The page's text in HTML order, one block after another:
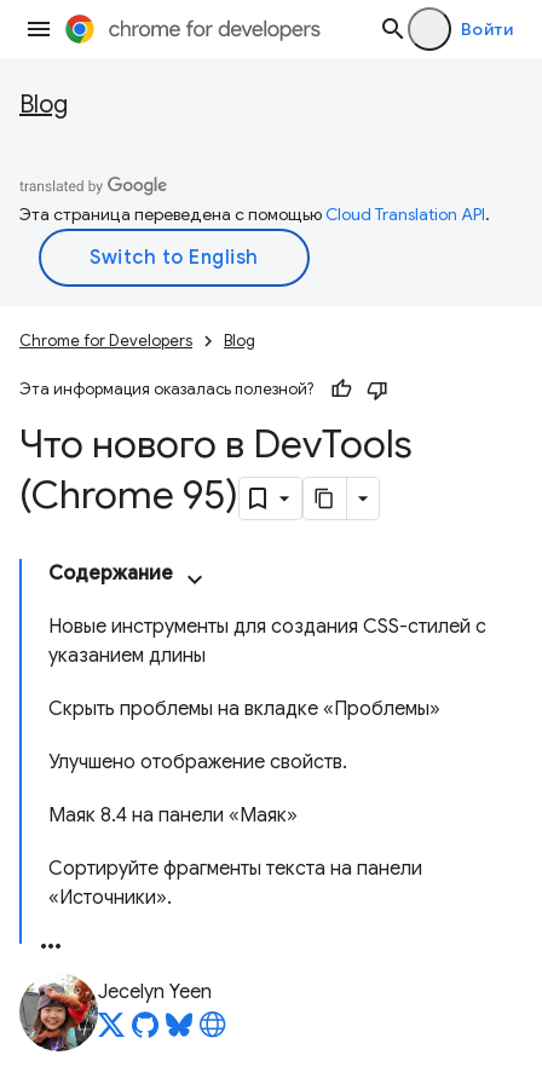
Войти
Blog
Эта страница переведена с помощьюCloud Translation API.
Chrome for Developers Blog
Эта информация оказалась полезной?
Что нового в DevTools
(Chrome 95)
Содержание
Новые инструменты для создания CSS-стилей с
указанием длины
Скрыть проблемы на вкладке «Проблемы»
Улучшено отображение свойств.
Маяк 8.4 на панели «Маяк»
Сортируйте фрагменты текста на панели
«Источники».
Jecelyn Yeen